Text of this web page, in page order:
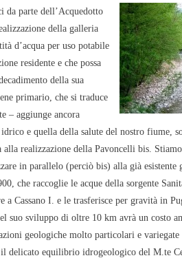
da parte dell’Acquedotto
della galleria
d’acqua per uso potabile
residente e che possa
della sua
primario, che si traduce
– aggiunge ancora
e quella della salute del nostro fiume,
alla realizzazione della Pavoncelli bis.
in parallelo (perciò bis) alla già esistente
che raccoglie le acque della sorgente
a Cassano I. e le trasferisce per gravità in
suo sviluppo di oltre 10 km avrà un costo
geologiche molto particolari e variegate
delicato equilibrio idrogeologico del M.te